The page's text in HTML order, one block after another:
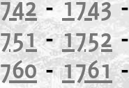
-1743
-1752
-1761